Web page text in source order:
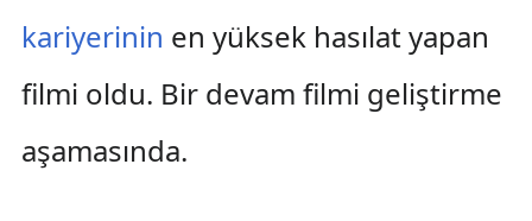
kariyerinin en yüksek hasılat yapan
filmi oldu. Bir devam filmi geliştirme
aşamasında.